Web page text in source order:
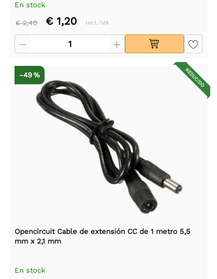
En stock
€ 2,40 € 1,20 Incl. IVA
REDUCIDO
-49 %
Opencircuit Cable de extensión CC de 1 metro 5,5
mm x 2,1 mm
En stock